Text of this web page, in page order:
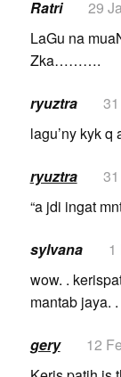
Ratri 29
LaGu na
Zka……….
ryuztra
lagu’ny kyk q
ryuztra
“a jdi ingat
sylvana 1
wow. .
mantab jaya. .
gery 12